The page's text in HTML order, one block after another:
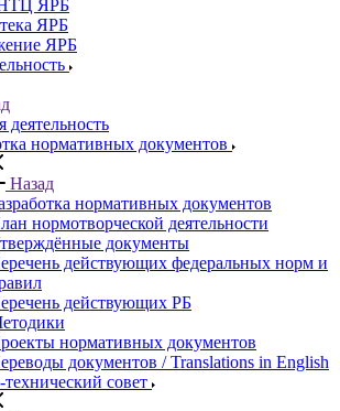
ЯРБ
ЯРБ
ЯРБ
деятельность
нормативных документов
Назад
нормативных документов
нормотворческой деятельности
документы
действующих федеральных норм и
действующих РБ
нормативных документов
документов / Translations in English
совет